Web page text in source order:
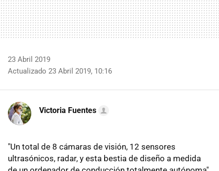
23 Abril 2019
Actualizado 23 Abril 2019, 10:16
Victoria Fuentes
"Un total de 8 cámaras de visión, 12 sensores
ultrasónicos, radar, y esta bestia de diseño a medida